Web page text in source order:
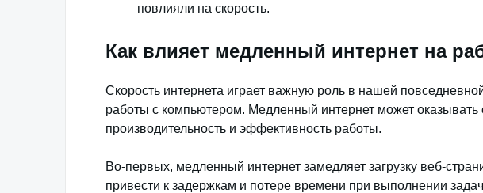
повлияли на скорость.
Как влияет медленный интернет на
Скорость интернета играет важную роль в нашей
работы с компьютером. Медленный интернет может
производительность и эффективность работы.
Во-первых, медленный интернет замедляет загрузку веб-
привести к задержкам и потере времени при выполнении